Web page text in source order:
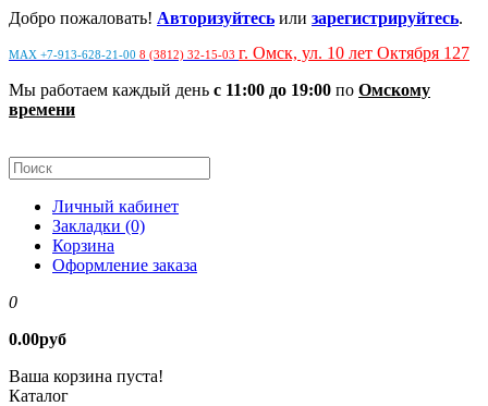
Добро пожаловать! Авторизуйтесь или зарегистрируйтесь.
MAX +7-913-628-21-00 8 (3812) 32-15-03 г. Омск, ул. 10 лет Октября 127
Мы работаем каждый день с 11:00 до 19:00 по Омскому
времени
Личный кабинет
Закладки (0)
Корзина
Оформление заказа
0
0.00руб
Ваша корзина пуста!
Каталог